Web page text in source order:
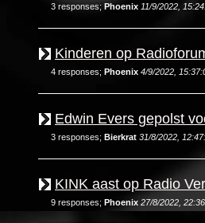
3 responses; Phoenix 11/9/2022,
Kinderen op
4 responses; Phoenix 4/9/2022,
Edwin Evers gepolst
3 responses; Bierkrat 31/8/2022,
KINK aast op Radio
9 responses; Phoenix 27/8/2022,